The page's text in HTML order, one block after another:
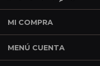
MI COMPRA
MENÚ CUENTA